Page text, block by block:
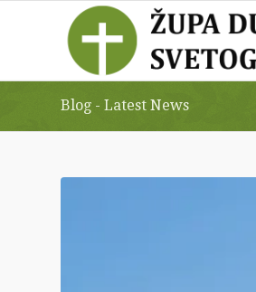
Blog - Latest News